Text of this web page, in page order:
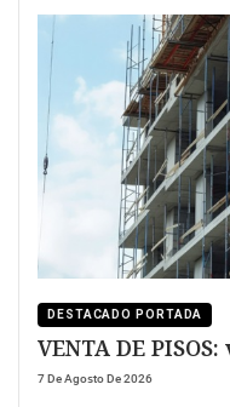
DESTACADO PORTADA
VENTA DE
7 De Agosto De 2026